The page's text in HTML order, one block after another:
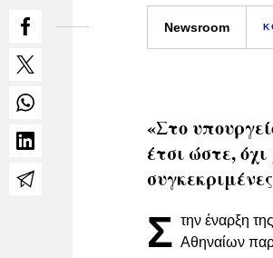
Newsroom
«Στο
έτσι ώστε,
Σ την έναρξη
Αθηναίων